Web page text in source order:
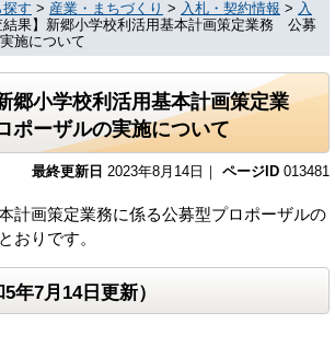
探す > 産業・まちづくり > 入札・契約情報 > 入
結果】新郷小学校利活用基本計画策定業務 公募
施について
郷小学校利活用基本計画策定業
ーザルの実施について
最終更新日 2023年8月14日｜ ページID 013481
計画策定業務に係る公募型プロポーザルの
おりです。
年7月14日更新）